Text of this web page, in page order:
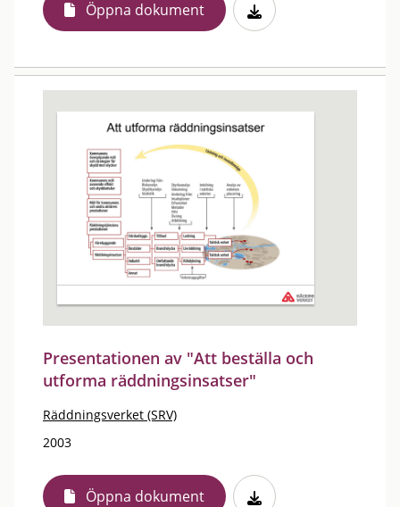
Öppna dokument
Presentationen av "Att beställa och
utforma räddningsinsatser"
Räddningsverket (SRV)
2003
Öppna dokument